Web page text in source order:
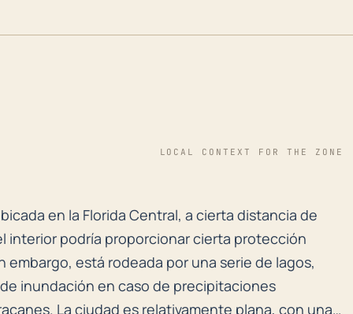
LOCAL CONTEXT FOR THE ZONE
en la Florida Central, a cierta distancia de
en la Florida Central, a cierta distancia de
interior podría proporcionar cierta protección
embargo, está rodeada por una serie de lagos,
inundación en caso de precipitaciones
La ciudad es relativamente plana, con una